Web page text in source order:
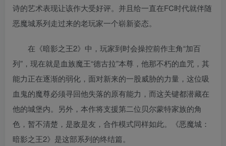
诗的艺术表现让该作大受好评。并且给一直在FC时代就伴随
恶魔城系列走过来的老玩家一个崭新姿态。
在《暗影之王2》中，玩家到时会操控前作主角“加百
列”，现在就是血族魔王“德古拉”本尊，他那不朽的血咒，其
能力正在逐渐的弱化，面对新来的一股威胁的力量，这位吸
血鬼的魔尊必须寻回他失落的原有能力，而这关键都潜藏在
他的城堡内。另外，本作将支援第二位贝尔蒙特家族的角
色，暂不清楚，是敌是友，合作模式同样如此。《恶魔城：
暗影之王2》是这部系列的终结篇。